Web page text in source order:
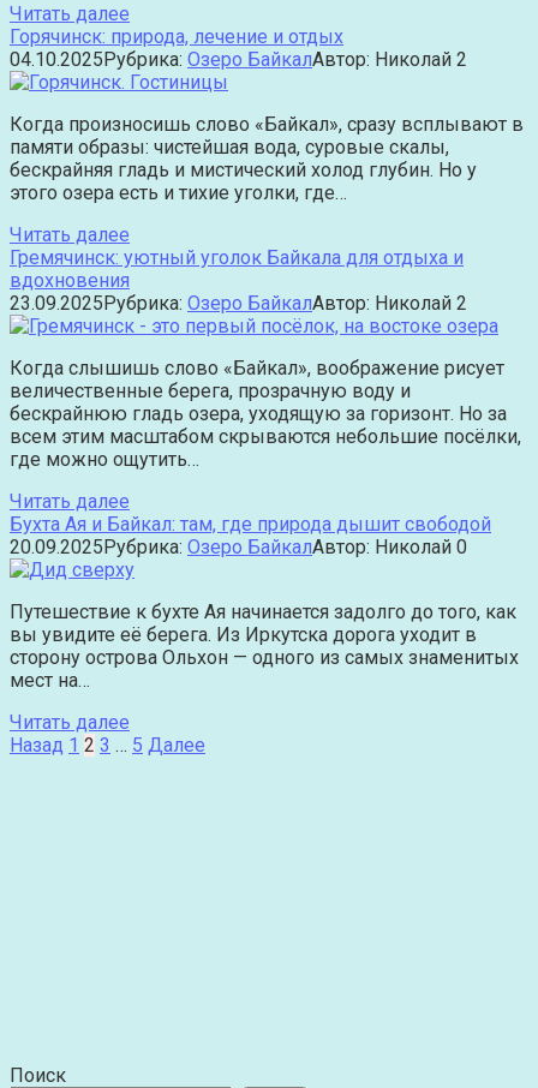
Читать далее
Горячинск: природа, лечение и отдых
04.10.2025Рубрика: Озеро БайкалАвтор: Николай 2
Когда произносишь слово «Байкал», сразу всплывают в
памяти образы: чистейшая вода, суровые скалы,
бескрайняя гладь и мистический холод глубин. Но у
этого озера есть и тихие уголки, где…
Читать далее
Гремячинск: уютный уголок Байкала для отдыха и
вдохновения
23.09.2025Рубрика: Озеро БайкалАвтор: Николай 2
Когда слышишь слово «Байкал», воображение рисует
величественные берега, прозрачную воду и
бескрайнюю гладь озера, уходящую за горизонт. Но за
всем этим масштабом скрываются небольшие посёлки,
где можно ощутить…
Читать далее
Бухта Ая и Байкал: там, где природа дышит свободой
20.09.2025Рубрика: Озеро БайкалАвтор: Николай 0
Путешествие к бухте Ая начинается задолго до того, как
вы увидите её берега. Из Иркутска дорога уходит в
сторону острова Ольхон — одного из самых знаменитых
мест на…
Читать далее
Пагинация
Назад 1 2 3 … 5 Далее
Поиск